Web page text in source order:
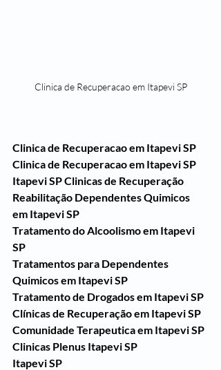
Clinica de Recuperacao em Itapevi SP
Clinica de Recuperacao em Itapevi SP
Clinica de Recuperacao em Itapevi SP
Itapevi SP Clinicas de Recuperação
Reabilitação Dependentes Quimicos
em Itapevi SP
Tratamento do Alcoolismo em Itapevi
SP
Tratamentos para Dependentes
Quimicos em Itapevi SP
Tratamento de Drogados em Itapevi SP
Clínicas de Recuperação em Itapevi SP
Comunidade Terapeutica em Itapevi SP
Clinicas Plenus Itapevi SP
Itapevi SP